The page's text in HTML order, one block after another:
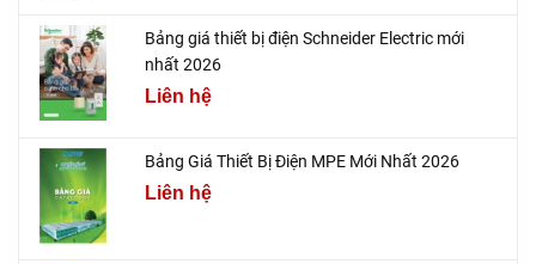
Bảng giá thiết bị điện Schneider Electric mới
nhất 2026
Liên hệ
Bảng Giá Thiết Bị Điện MPE Mới Nhất 2026
Liên hệ